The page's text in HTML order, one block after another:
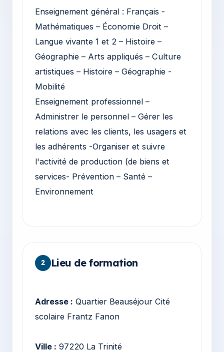
Enseignement général : Français -
Mathématiques – Économie Droit –
Langue vivante 1 et 2 – Histoire –
Géographie – Arts appliqués – Culture
artistiques – Histoire – Géographie -
Mobilité
Enseignement professionnel –
Administrer le personnel – Gérer les
relations avec les clients, les usagers et
les adhérents -Organiser et suivre
l'activité de production (de biens et
services- Prévention – Santé –
Environnement
2 Lieu de formation
Adresse : Quartier Beauséjour Cité
scolaire Frantz Fanon
Ville : 97220 La Trinité